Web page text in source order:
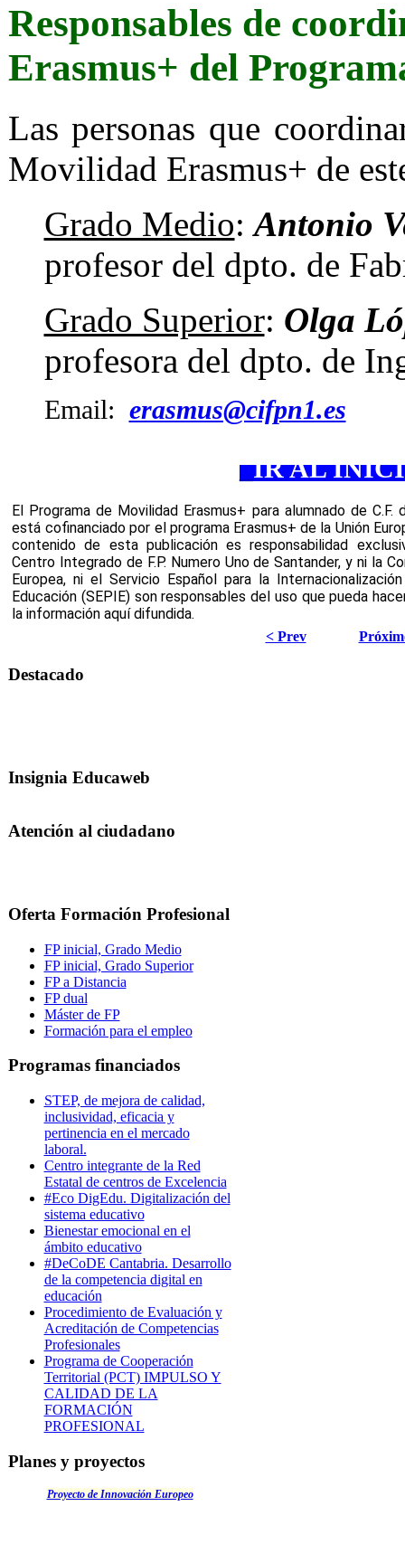
Responsables de
Erasmus+ del
Las personas que
Movilidad Erasmus+ de
Grado Medio:Antonio
profesor del dpto. de
Grado Superior: Olga
profesora del dpto. de
Email: erasmus@cifpn1.es
_IR AL
El Programa de Movilidad Erasmus+ para alumnado de C.F.
está cofinanciado por el programa Erasmus+ de la Unión
contenido de esta publicación es responsabilidad
Centro Integrado de F.P. Numero Uno de Santander, y ni la
Europea, ni el Servicio Español para la
Educación (SEPIE) son responsables del uso que pueda
la información aquí difundida.
< Prev
Destacado
Insignia Educaweb
Atención al ciudadano
Oferta Formación Profesional
FP inicial, Grado Medio
FP inicial, Grado Superior
FP a Distancia
FP dual
Máster de FP
Formación para el empleo
Programas financiados
STEP, de mejora de calidad,
inclusividad, eficacia y
pertinencia en el mercado
laboral.
Centro integrante de la Red
Estatal de centros de Excelencia
#Eco DigEdu. Digitalización del
sistema educativo
Bienestar emocional en el
ámbito educativo
#DeCoDE Cantabria. Desarrollo
de la competencia digital en
educación
Procedimiento de Evaluación y
Acreditación de Competencias
Profesionales
Programa de Cooperación
Territorial (PCT) IMPULSO Y
CALIDAD DE LA
FORMACIÓN
PROFESIONAL
Planes y proyectos
Proyecto de Innovación Europeo